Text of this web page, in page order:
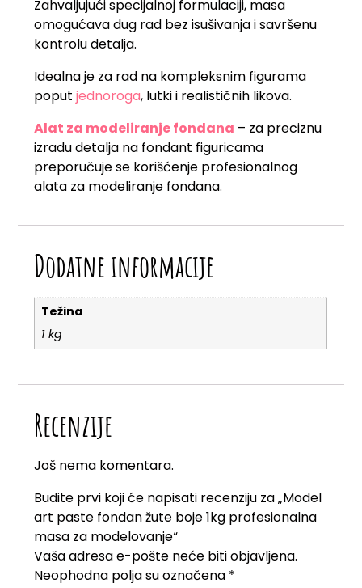
Zahvaljujući specijalnoj formulaciji, masa
omogućava dug rad bez isušivanja i savršenu
kontrolu detalja.
Idealna je za rad na kompleksnim figurama
poputjednoroga, lutki i realističnih likova.
Alat za modeliranje fondana – za preciznu
izradu detalja na fondant figuricama
preporučuje se korišćenje profesionalnog
alata za modeliranje fondana.
Dodatne informacije
Težina
1 kg
Recenzije
Još nema komentara.
Budite prvi koji će napisati recenziju za „Model
art paste fondan žute boje 1kg profesionalna
masa za modelovanje“
Vaša adresa e-pošte neće biti objavljena.
Neophodna polja su označena *